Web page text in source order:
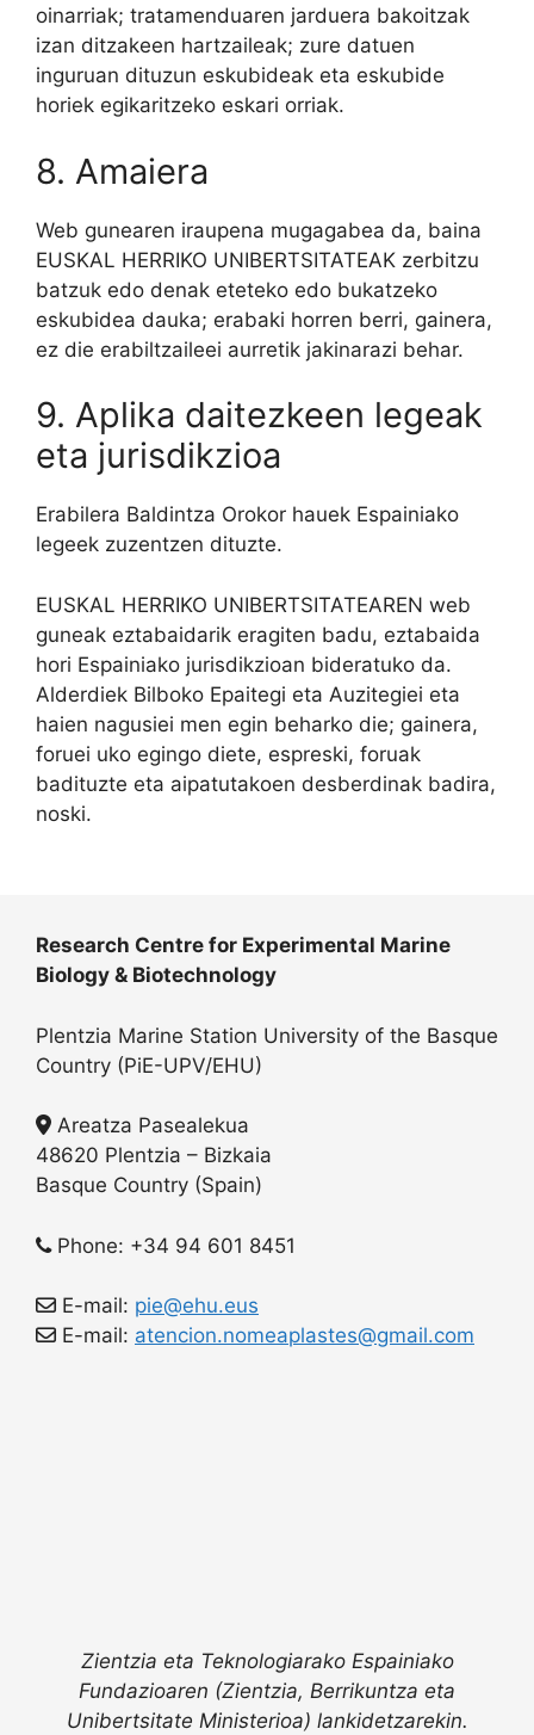
oinarriak; tratamenduaren jarduera bakoitzak
izan ditzakeen hartzaileak; zure datuen
inguruan dituzun eskubideak eta eskubide
horiek egikaritzeko eskari orriak.
8. Amaiera
Web gunearen iraupena mugagabea da, baina
EUSKAL HERRIKO UNIBERTSITATEAK zerbitzu
batzuk edo denak eteteko edo bukatzeko
eskubidea dauka; erabaki horren berri, gainera,
ez die erabiltzaileei aurretik jakinarazi behar.
9. Aplika daitezkeen legeak
eta jurisdikzioa
Erabilera Baldintza Orokor hauek Espainiako
legeek zuzentzen dituzte.
EUSKAL HERRIKO UNIBERTSITATEAREN web
guneak eztabaidarik eragiten badu, eztabaida
hori Espainiako jurisdikzioan bideratuko da.
Alderdiek Bilboko Epaitegi eta Auzitegiei eta
haien nagusiei men egin beharko die; gainera,
foruei uko egingo diete, espreski, foruak
badituzte eta aipatutakoen desberdinak badira,
noski.
Research Centre for Experimental Marine
Biology & Biotechnology
Plentzia Marine Station University of the Basque
Country (PiE-UPV/EHU)
Areatza Pasealekua
48620 Plentzia – Bizkaia
Basque Country (Spain)
Phone: +34 94 601 8451
E-mail: pie@ehu.eus
E-mail: atencion.nomeaplastes@gmail.com
Zientzia eta Teknologiarako Espainiako
Fundazioaren (Zientzia, Berrikuntza eta
Unibertsitate Ministerioa) lankidetzarekin.